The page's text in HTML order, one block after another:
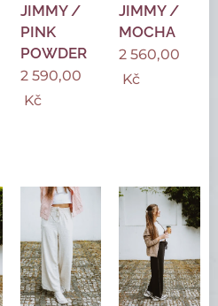
JIMMY /
PINK
POWDER
2 590,00
Kč
JIMMY /
MOCHA
2 560,00
Kč